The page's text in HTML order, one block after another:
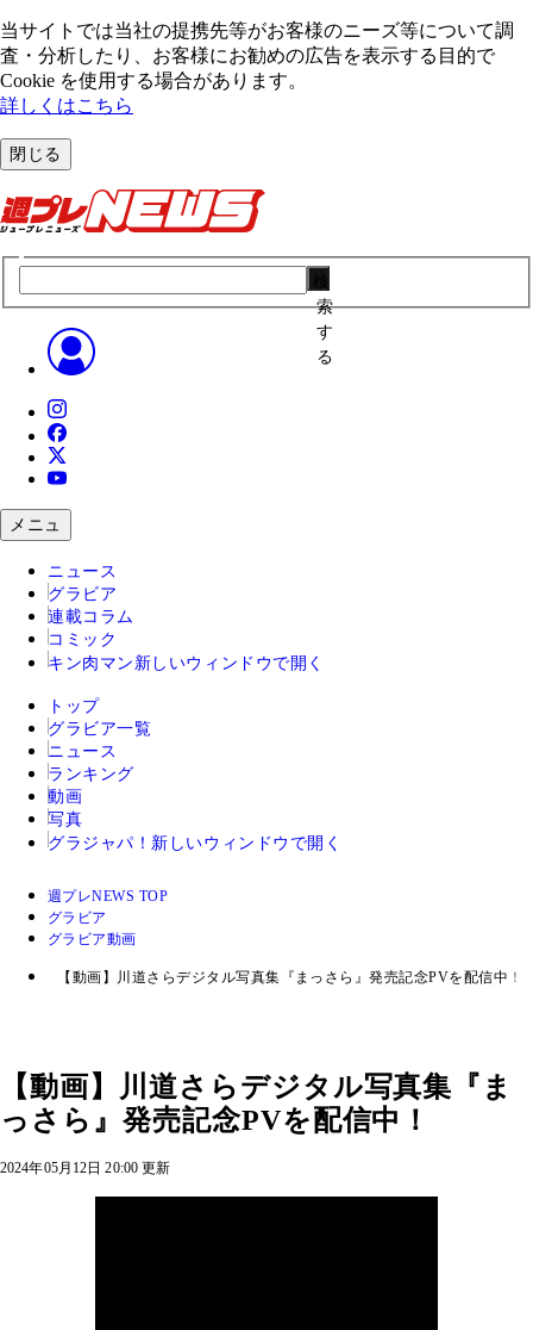
当サイトでは当社の提携先等がお客様のニーズ等について調
査・分析したり、お客様にお勧めの広告を表⽰する⽬的で
Cookie を使⽤する場合があります。
詳しくはこちら
閉じる
索
す
る
メニュ
ニュース
グラビア
連載コラム
コミック
キン肉マン 新しいウィンドウで開く
トップ
グラビア一覧
ニュース
ランキング
動画
写真
グラジャパ！ 新しいウィンドウで開く
週プレNEWS TOP
グラビア
グラビア動画
【動画】川道さらデジタル写真集『まっさら』発売記念PVを配信中！
【動画】川道さらデジタル写真集『ま
っさら』発売記念PVを配信中！
2024年05月12日 20:00 更新